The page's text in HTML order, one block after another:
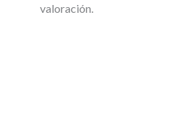
valoración.